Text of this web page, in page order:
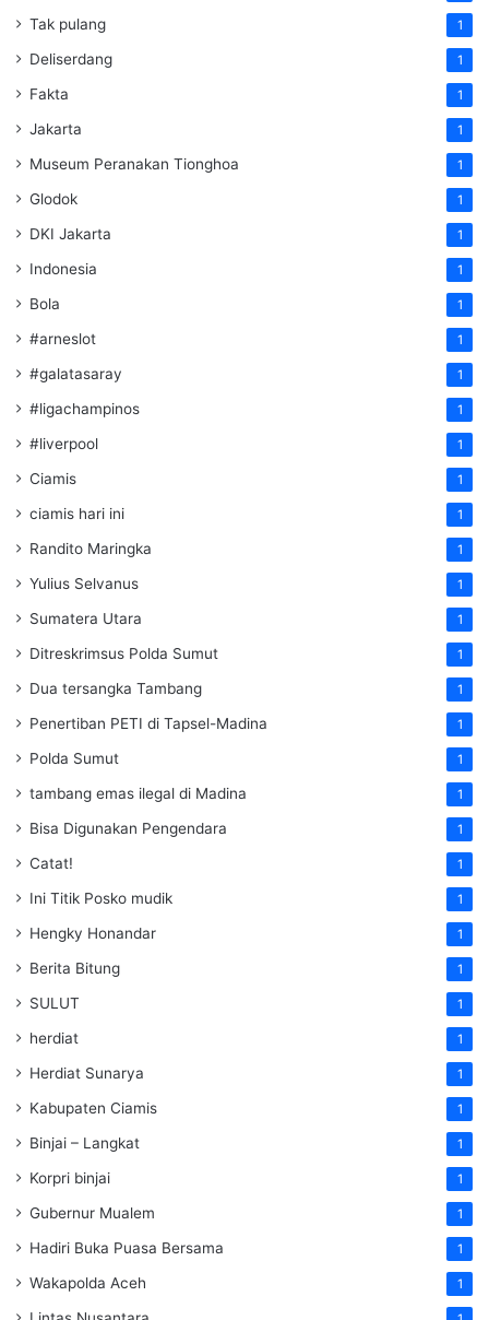
Tak pulang 1
Deliserdang 1
Fakta 1
Jakarta 1
Museum Peranakan Tionghoa 1
Glodok 1
DKI Jakarta 1
Indonesia 1
Bola 1
#arneslot 1
#galatasaray 1
#ligachampinos 1
#liverpool 1
Ciamis 1
ciamis hari ini 1
Randito Maringka 1
Yulius Selvanus 1
Sumatera Utara 1
Ditreskrimsus Polda Sumut 1
Dua tersangka Tambang 1
Penertiban PETI di Tapsel-Madina 1
Polda Sumut 1
tambang emas ilegal di Madina 1
Bisa Digunakan Pengendara 1
Catat! 1
Ini Titik Posko mudik 1
Hengky Honandar 1
Berita Bitung 1
SULUT 1
herdiat 1
Herdiat Sunarya 1
Kabupaten Ciamis 1
Binjai – Langkat 1
Korpri binjai 1
Gubernur Mualem 1
Hadiri Buka Puasa Bersama 1
Wakapolda Aceh 1